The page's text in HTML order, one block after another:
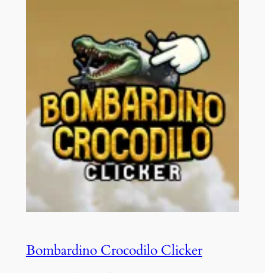
Bombardino Crocodilo Clicker